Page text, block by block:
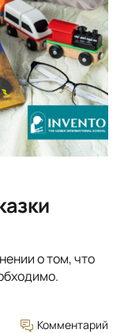
о том, что
Комментарий